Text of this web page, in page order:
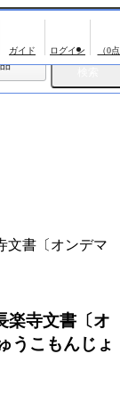
（0
寺文書〔オ
うこもんじょ